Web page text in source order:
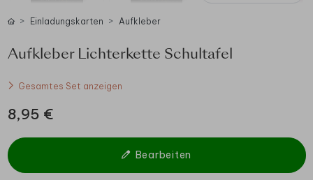
Einladungskarten Aufkleber
Aufkleber Lichterkette Schultafel
Gesamtes Set anzeigen
8,95 €
Bearbeiten